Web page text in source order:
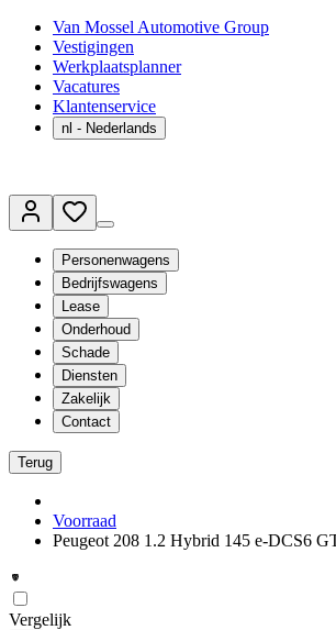
Van Mossel Automotive Group
Vestigingen
Werkplaatsplanner
Vacatures
Klantenservice
nl - Nederlands
Personenwagens
Bedrijfswagens
Lease
Onderhoud
Schade
Diensten
Zakelijk
Contact
Terug
Voorraad
Peugeot 208 1.2 Hybrid 145 e-DCS6
Vergelijk